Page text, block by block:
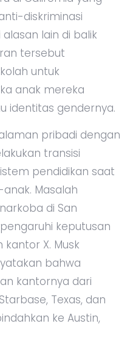
diskriminasi
lain di balik
tersebut
untuk
anak mereka
identitas gendernya.
pribadi dengan
transisi
pendidikan saat
Masalah
di San
keputusan
X. Musk
bahwa
kantornya dari
Texas, dan
ke Austin,